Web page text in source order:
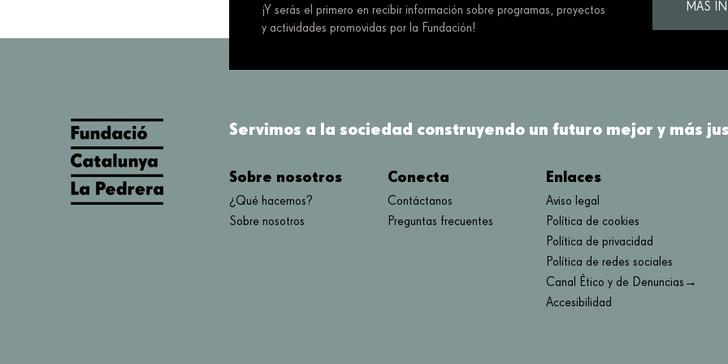
¡Y serás el primero en recibir información sobre programas, proyectos
y actividades promovidas por la Fundación!
MÁS
Servimos a la sociedad construyendo un futuro mejor y más
Sobre nosotros
¿Qué hacemos?
Sobre nosotros
Conecta
Contáctanos
Preguntas frecuentes
Enlaces
Aviso legal
Política de cookies
Política de privacidad
Política de redes sociales
Canal Ético y de Denuncias→
Accesibilidad